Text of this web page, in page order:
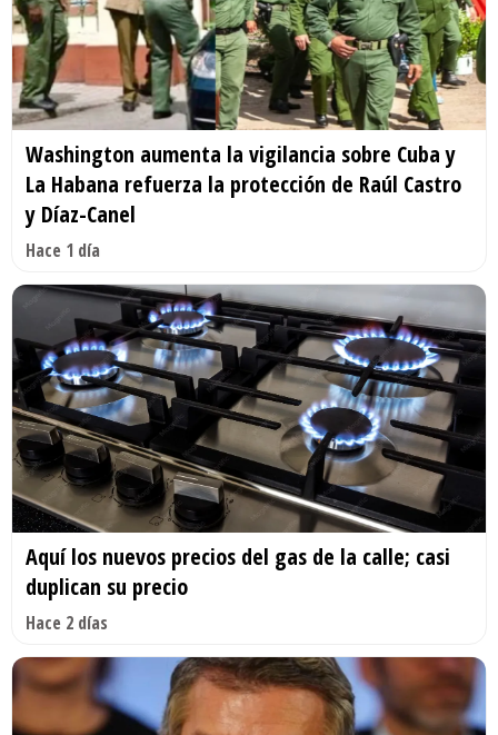
Washington aumenta la vigilancia sobre Cuba y
La Habana refuerza la protección de Raúl Castro
y Díaz-Canel
Hace 1 día
Aquí los nuevos precios del gas de la calle; casi
duplican su precio
Hace 2 días